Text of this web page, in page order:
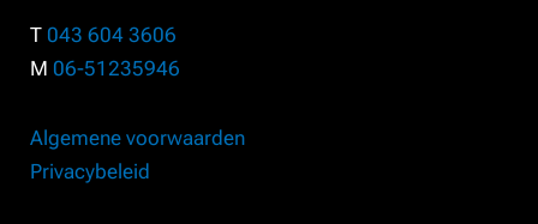
T 043 604 3606
M 06-51235946
Algemene voorwaarden
Privacybeleid